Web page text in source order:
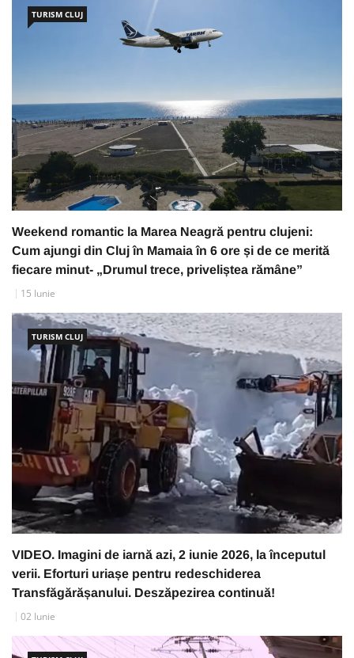
TURISM CLUJ
Weekend romantic la Marea Neagră pentru clujeni:
Cum ajungi din Cluj în Mamaia în 6 ore și de ce merită
fiecare minut- „Drumul trece, priveliștea rămâne”
15 Iunie
TURISM CLUJ
VIDEO. Imagini de iarnă azi, 2 iunie 2026, la începutul
verii. Eforturi uriașe pentru redeschiderea
Transfăgărășanului. Deszăpezirea continuă!
02 Iunie